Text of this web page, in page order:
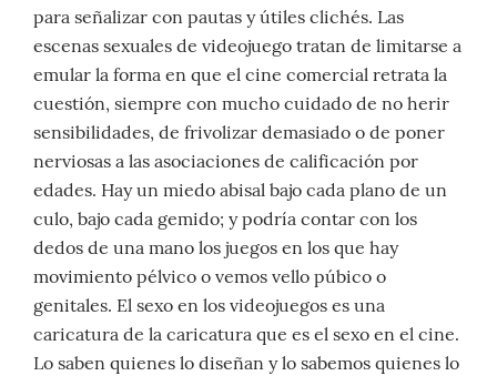
para señalizar con pautas y útiles clichés. Las
escenas sexuales de videojuego tratan de limitarse a
emular la forma en que el cine comercial retrata la
cuestión, siempre con mucho cuidado de no herir
sensibilidades, de frivolizar demasiado o de poner
nerviosas a las asociaciones de calificación por
edades. Hay un miedo abisal bajo cada plano de un
culo, bajo cada gemido; y podría contar con los
dedos de una mano los juegos en los que hay
movimiento pélvico o vemos vello púbico o
genitales. El sexo en los videojuegos es una
caricatura de la caricatura que es el sexo en el cine.
Lo saben quienes lo diseñan y lo sabemos quienes lo